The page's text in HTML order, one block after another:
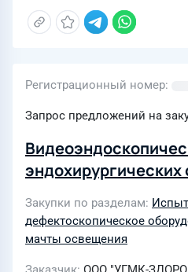
Регистрационный номер
Запрос предложений на
эндохирургических
Закупки по разделам
дефектоскопическое
мачты освещения